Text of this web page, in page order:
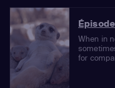
When in
for